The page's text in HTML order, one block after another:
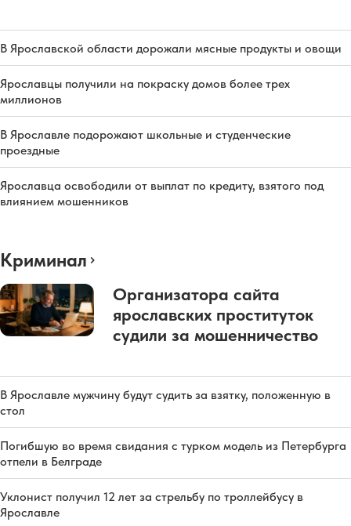
В Ярославской области дорожали мясные продукты и овощи
Ярославцы получили на покраску домов более трех
миллионов
В Ярославле подорожают школьные и студенческие
проездные
Ярославца освободили от выплат по кредиту, взятого под
влиянием мошенников
Криминал
Организатора сайта
ярославских проституток
судили за мошенничество
В Ярославле мужчину будут судить за взятку, положенную в
стол
Погибшую во время свидания с турком модель из Петербурга
отпели в Белграде
Уклонист получил 12 лет за стрельбу по троллейбусу в
Ярославле